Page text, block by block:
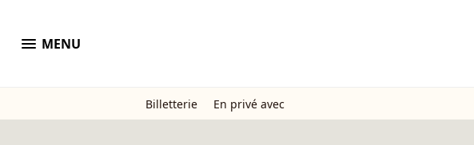
menu MENU
Billetterie En privé avec